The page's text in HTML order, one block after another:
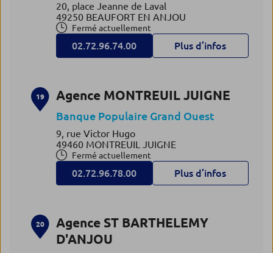
20, place Jeanne de Laval
49250 BEAUFORT EN ANJOU
Fermé actuellement
02.72.96.74.00 Plus d’infos
19 Agence MONTREUIL JUIGNE
Banque Populaire Grand Ouest
9, rue Victor Hugo
49460 MONTREUIL JUIGNE
Fermé actuellement
02.72.96.78.00 Plus d’infos
20
Agence ST BARTHELEMY
D'ANJOU